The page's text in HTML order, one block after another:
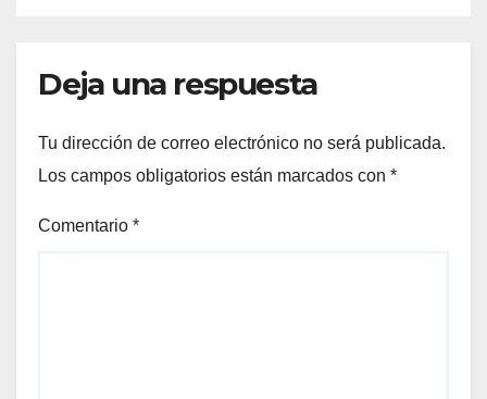
Deja una respuesta
Tu dirección de correo electrónico no será publicada.
Los campos obligatorios están marcados con *
Comentario *